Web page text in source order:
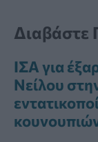
Διαβάστε
ΙΣΑ για
Νείλου